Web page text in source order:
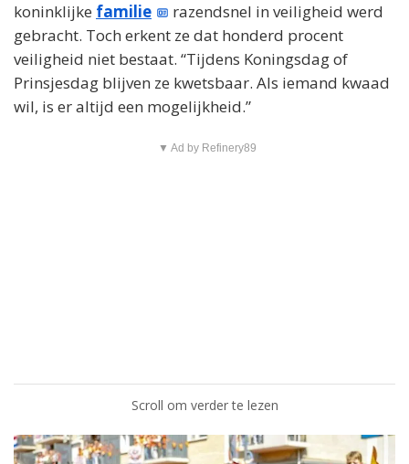
koninklijke familie
razendsnel in veiligheid werd
gebracht. Toch erkent ze dat honderd procent
veiligheid niet bestaat. “Tijdens Koningsdag of
Prinsjesdag blijven ze kwetsbaar. Als iemand kwaad
wil, is er altijd een mogelijkheid.”
▼ Ad by Refinery89
Scroll om verder te lezen